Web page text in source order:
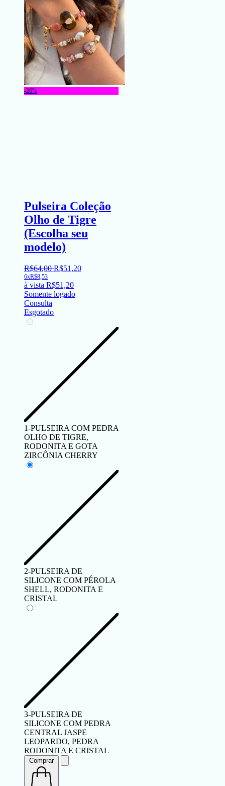
-20%
Pulseira Coleção
Olho de Tigre
(Escolha seu
modelo)
R$64,00 R$51 ,20
6xR$8,53
à vista R$51,20
Somente logado
Consulta
Esgotado
1-PULSEIRA COM PEDRA
OLHO DE TIGRE,
RODONITA E GOTA
ZIRCÔNIA CHERRY
2-PULSEIRA DE
SILICONE COM PÉROLA
SHELL, RODONITA E
CRISTAL
3-PULSEIRA DE
SILICONE COM PEDRA
CENTRAL JASPE
LEOPARDO, PEDRA
RODONITA E CRISTAL
Comprar